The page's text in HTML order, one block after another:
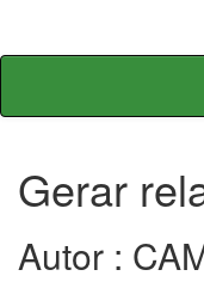
Skip
Gerar
Autor :